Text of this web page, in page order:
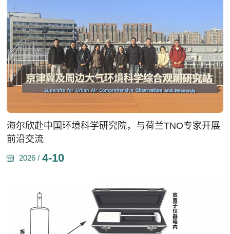
海尔欣赴中国环境科学研究院，与荷兰TNO专家开展
前沿交流
2026 / 4-10